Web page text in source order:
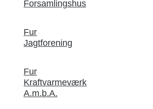
Forsamlingshus
Fur
Jagtforening
Fur
Kraftvarmeværk
A.m.b.A.